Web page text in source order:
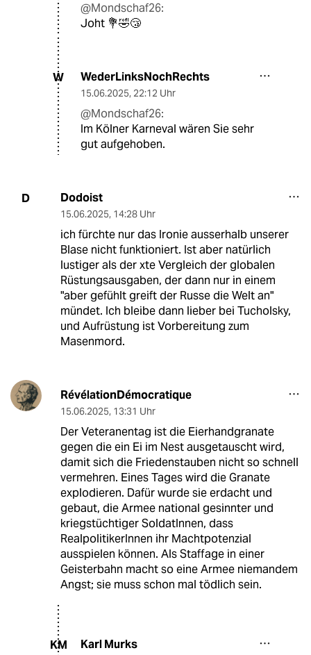
@Mondschaf26:
Joht 💐🤣😴
W WederLinksNochRechts
15.06.2025, 22:12 Uhr
@Mondschaf26:
Im Kölner Karneval wären Sie sehr
gut aufgehoben.
D Dodoist
15.06.2025, 14:28 Uhr
ich fürchte nur das Ironie ausserhalb unserer
Blase nicht funktioniert. Ist aber natürlich
lustiger als der xte Vergleich der globalen
Rüstungsausgaben, der dann nur in einem
"aber gefühlt greift der Russe die Welt an"
mündet. Ich bleibe dann lieber bei Tucholsky,
und Aufrüstung ist Vorbereitung zum
Masenmord.
RévélationDémocratique
15.06.2025, 13:31 Uhr
Der Veteranentag ist die Eierhandgranate
gegen die ein Ei im Nest ausgetauscht wird,
damit sich die Friedenstauben nicht so schnell
vermehren. Eines Tages wird die Granate
explodieren. Dafür wurde sie erdacht und
gebaut, die Armee national gesinnter und
kriegstüchtiger SoldatInnen, dass
RealpolitikerInnen ihr Machtpotenzial
ausspielen können. Als Staffage in einer
Geisterbahn macht so eine Armee niemandem
Angst; sie muss schon mal tödlich sein.
KM Karl Murks